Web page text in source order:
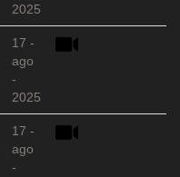
2025
17 -
ago
-
2025
17 -
ago
-